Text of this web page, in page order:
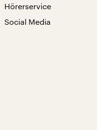
Hörerservice
Social Media